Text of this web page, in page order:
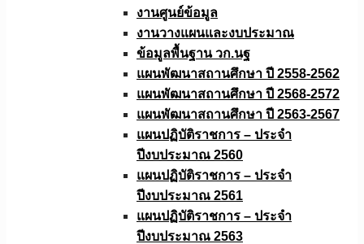
งานศูนย์ข้อมูล
งานวางแผนและงบประมาณ
ข้อมูลพื้นฐาน วก.นฐ
แผนพัฒนาสถานศึกษา ปี 2558-2562
แผนพัฒนาสถานศึกษา ปี 2568-2572
แผนพัฒนาสถานศึกษา ปี 2563-2567
แผนปฏิบัติราชการ – ประจำ
ปีงบประมาณ 2560
แผนปฏิบัติราชการ – ประจำ
ปีงบประมาณ 2561
แผนปฏิบัติราชการ – ประจำ
ปีงบประมาณ 2563